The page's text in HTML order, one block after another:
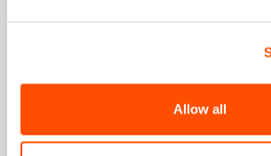
Allow all
An welcher Kollektion sind Sie
Damen